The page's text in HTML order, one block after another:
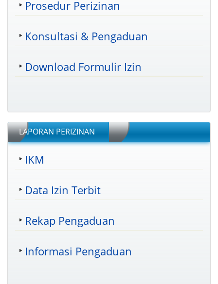
Prosedur Perizinan
Konsultasi & Pengaduan
Download Formulir Izin
LAPORAN PERIZINAN
IKM
Data Izin Terbit
Rekap Pengaduan
Informasi Pengaduan